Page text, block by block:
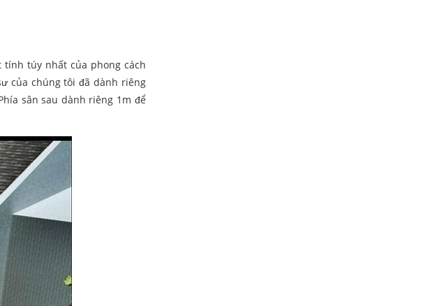
túy nhất của phong cách
của chúng tôi đã dành riêng
sân sau dành riêng 1m để